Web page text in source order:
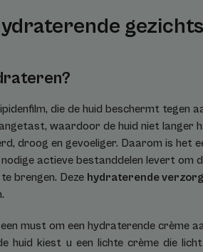
die de huid beschermt tegen
waardoor de huid niet langer
droog en gevoeliger. Daarom is het
actieve bestanddelen levert om
brengen. Deze hydraterende
must om een hydraterende crème
huid kiest u een lichte crème die